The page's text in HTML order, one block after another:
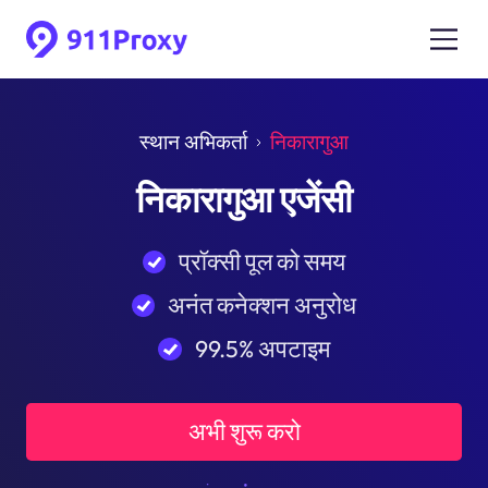
स्थान अभिकर्ता निकारागुआ
निकारागुआ एजेंसी
प्रॉक्सी पूल को समय
अनंत कनेक्शन अनुरोध
99.5% अपटाइम
अभी शुरू करो